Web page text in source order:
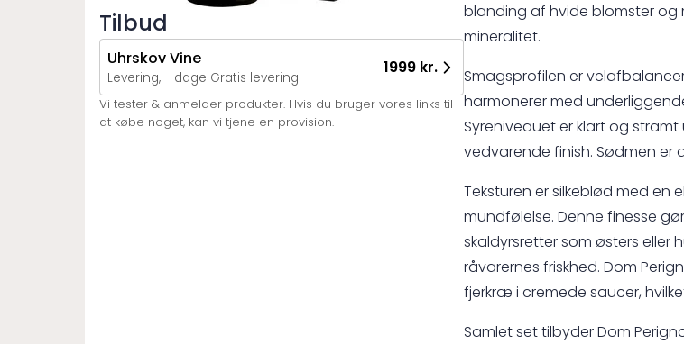
Tilbud
Uhrskov Vine
Levering, - dage Gratis levering
1999 kr.
Vi tester & anmelder produkter. Hvis du bruger vores links til
at købe noget, kan vi tjene en provision.
blanding af hvide blomster og
mineralitet.
Smagsprofilen er
harmonerer med
Syreniveauet er klart og
vedvarende finish. Sødmen er
Teksturen er silkeblød med en
mundfølelse. Denne finesse
skaldyrsretter som østers eller
råvarernes friskhed. Dom
fjerkræ i cremede saucer,
Samlet set tilbyder Dom